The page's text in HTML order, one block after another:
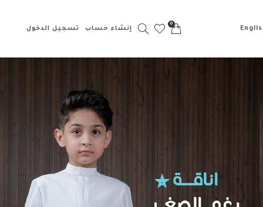
0
إنشاء حساب تسجيل الدخول